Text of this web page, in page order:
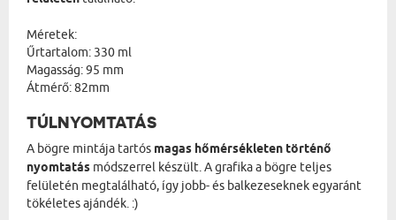
Méretek:
Űrtartalom: 330 ml
Magasság: 95 mm
Átmérő: 82mm
TÚLNYOMTATÁS
A bögre mintája tartós magas hőmérsékleten történő
nyomtatás módszerrel készült. A grafika a bögre teljes
felületén megtalálható, így jobb- és balkezeseknek egyaránt
tökéletes ajándék. :)